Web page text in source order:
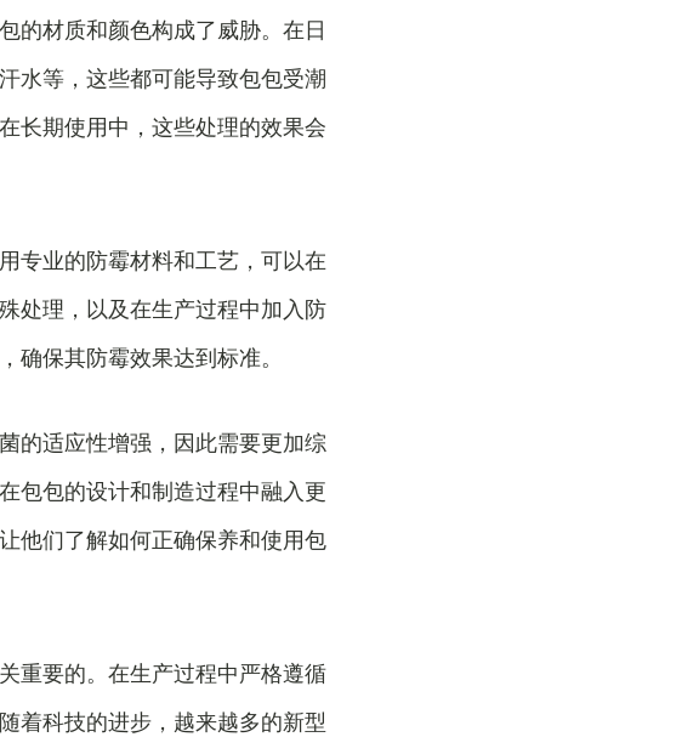
的材质和颜色构成了威胁。在日
水等，这些都可能导致包包受潮
长期使用中，这些处理的效果会
专业的防霉材料和工艺，可以在
处理，以及在生产过程中加入防
保其防霉效果达到标准。
的适应性增强，因此需要更加综
包包的设计和制造过程中融入更
他们了解如何正确保养和使用包
重要的。在生产过程中严格遵循
着科技的进步，越来越多的新型